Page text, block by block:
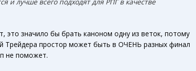
и лучше всего подходят для РПГ в качестве
это значило бы брать каноном одну из веток, потому
Трейдера простор может быть в ОЧЕНЬ разных финал
не поможет.